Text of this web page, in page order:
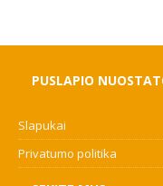
PUSLAPIO
Slapukai
Privatumo politika